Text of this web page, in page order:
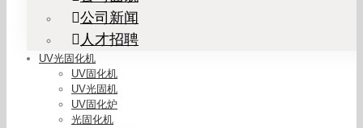
公司新闻
人才招聘
UV光固化机
UV固化机
UV光固机
UV固化炉
光固化机